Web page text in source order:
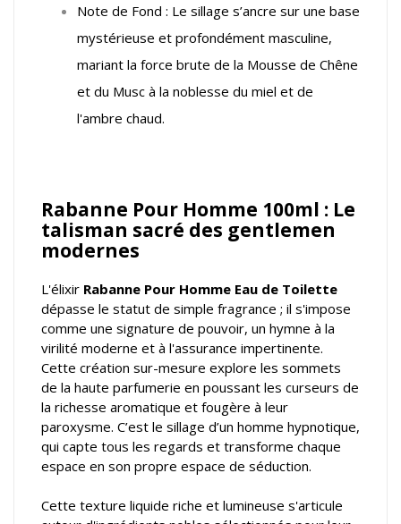
Note de Fond : Le sillage s’ancre sur une base
mystérieuse et profondément masculine,
mariant la force brute de la Mousse de Chêne
et du Musc à la noblesse du miel et de
l'ambre chaud.
Rabanne Pour Homme 100ml : Le
talisman sacré des gentlemen
modernes
L'élixir Rabanne Pour Homme Eau de Toilette
dépasse le statut de simple fragrance ; il s'impose
comme une signature de pouvoir, un hymne à la
virilité moderne et à l'assurance impertinente.
Cette création sur-mesure explore les sommets
de la haute parfumerie en poussant les curseurs de
la richesse aromatique et fougère à leur
paroxysme. C’est le sillage d’un homme hypnotique,
qui capte tous les regards et transforme chaque
espace en son propre espace de séduction.
Cette texture liquide riche et lumineuse s'articule